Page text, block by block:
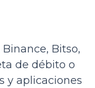
Bitso,
de débito o
y aplicaciones